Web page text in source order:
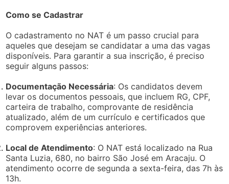
Como se Cadastrar
O cadastramento no NAT é um passo crucial para
aqueles que desejam se candidatar a uma das vagas
disponíveis. Para garantir a sua inscrição, é preciso
seguir alguns passos:
Documentação Necessária: Os candidatos devem
levar os documentos pessoais, que incluem RG, CPF,
carteira de trabalho, comprovante de residência
atualizado, além de um currículo e certificados que
comprovem experiências anteriores.
Local de Atendimento: O NAT está localizado na Rua
Santa Luzia, 680, no bairro São José em Aracaju. O
atendimento ocorre de segunda a sexta-feira, das 7h às
13h.